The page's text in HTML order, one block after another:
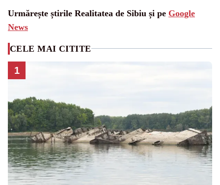
Urmărește știrile Realitatea de Sibiu și pe Google
News
CELE MAI CITITE
1